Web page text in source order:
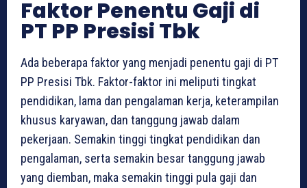
Faktor Penentu Gaji di
PT PP Presisi Tbk
Ada beberapa faktor yang menjadi penentu gaji di PT
PP Presisi Tbk. Faktor-faktor ini meliputi tingkat
pendidikan, lama dan pengalaman kerja, keterampilan
khusus karyawan, dan tanggung jawab dalam
pekerjaan. Semakin tinggi tingkat pendidikan dan
pengalaman, serta semakin besar tanggung jawab
yang diemban, maka semakin tinggi pula gaji dan